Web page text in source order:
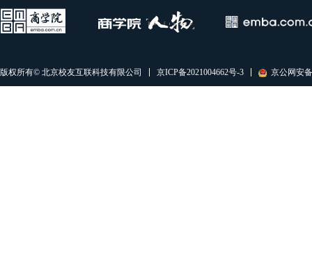
版权所有© 北京校友互联科技有限公司 京ICP备2021004662号-3 京公网安